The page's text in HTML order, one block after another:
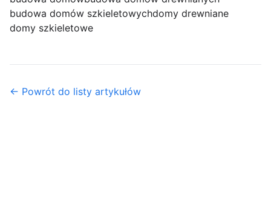
budowa domów szkieletowychdomy drewniane
domy szkieletowe
← Powrót do listy artykułów